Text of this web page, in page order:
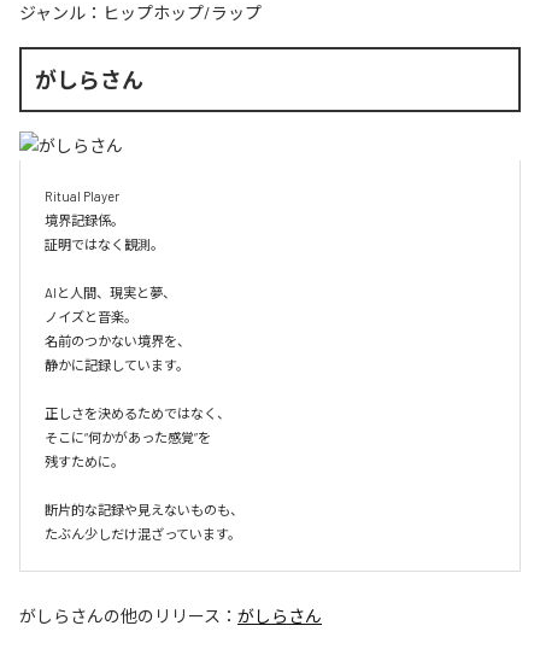
ジャンル： ヒップホップ/ラップ
がしらさん
Ritual Player
境界記録係。
証明ではなく観測。
AIと人間、現実と夢、
ノイズと音楽。
名前のつかない境界を、
静かに記録しています。
正しさを決めるためではなく、
そこに“何かがあった感覚”を
残すために。
断片的な記録や見えないものも、
たぶん少しだけ混ざっています。
がしらさんの他のリリース： がしらさん